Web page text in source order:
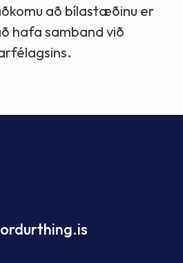
að bílastæðinu er
hafa samband við